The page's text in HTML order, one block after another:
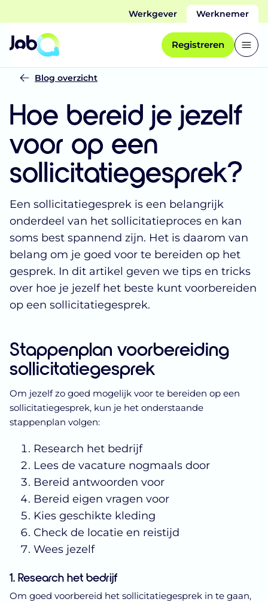
Werkgever Werknemer
Registreren
Blog overzicht
Hoe bereid je jezelf
voor op een
sollicitatiegesprek?
Een sollicitatiegesprek is een belangrijk
onderdeel van het sollicitatieproces en kan
soms best spannend zijn. Het is daarom van
belang om je goed voor te bereiden op het
gesprek. In dit artikel geven we tips en tricks
over hoe je jezelf het beste kunt voorbereiden
op een sollicitatiegesprek.
Stappenplan voorbereiding
sollicitatiegesprek
Om jezelf zo goed mogelijk voor te bereiden op een
sollicitatiegesprek, kun je het onderstaande
stappenplan volgen:
Research het bedrijf
Lees de vacature nogmaals door
Bereid antwoorden voor
Bereid eigen vragen voor
Kies geschikte kleding
Check de locatie en reistijd
Wees jezelf
1. Research het bedrijf
Om goed voorbereid het sollicitatiegesprek in te gaan,